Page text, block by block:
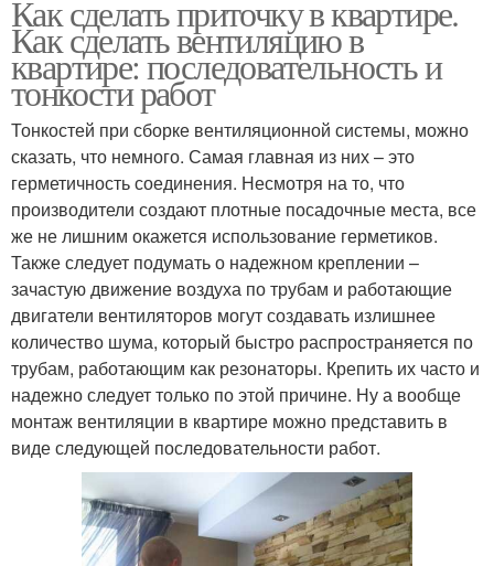
Как сделать приточку в квартире.
Как сделать вентиляцию в
квартире: последовательность и
тонкости работ
Тонкостей при сборке вентиляционной системы, можно
сказать, что немного. Самая главная из них – это
герметичность соединения. Несмотря на то, что
производители создают плотные посадочные места, все
же не лишним окажется использование герметиков.
Также следует подумать о надежном креплении –
зачастую движение воздуха по трубам и работающие
двигатели вентиляторов могут создавать излишнее
количество шума, который быстро распространяется по
трубам, работающим как резонаторы. Крепить их часто и
надежно следует только по этой причине. Ну а вообще
монтаж вентиляции в квартире можно представить в
виде следующей последовательности работ.